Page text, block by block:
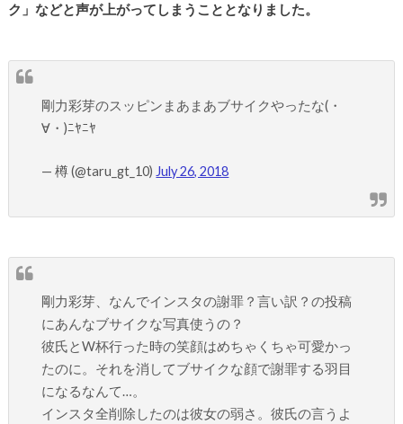
ク」などと声が上がってしまうこととなりました。
剛力彩芽のスッピンまあまあブサイクやったな(・
∀・)ﾆﾔﾆﾔ
— 樽 (@taru_gt_10) July 26, 2018
剛力彩芽、なんでインスタの謝罪？言い訳？の投稿
にあんなブサイクな写真使うの？
彼氏とW杯行った時の笑顔はめちゃくちゃ可愛かっ
たのに。それを消してブサイクな顔で謝罪する羽目
になるなんて…。
インスタ全削除したのは彼女の弱さ。彼氏の言うよ